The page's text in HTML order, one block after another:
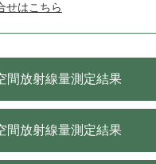
せはこちら
間放射線量測定結果
間放射線量測定結果